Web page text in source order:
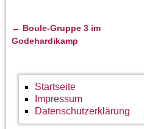
Artikelnavigation
← Boule-Gruppe 3 im
Godehardikamp
Startseite
Impressum
Datenschutzerklärung